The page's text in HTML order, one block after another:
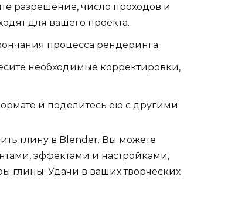
разрешение, число проходов и
для вашего проекта.
процесса рендеринга.
необходимые корректировки,
и поделитесь ею с другими.
глину в Blender. Вы можете
эффектами и настройками,
глины. Удачи в ваших творческих